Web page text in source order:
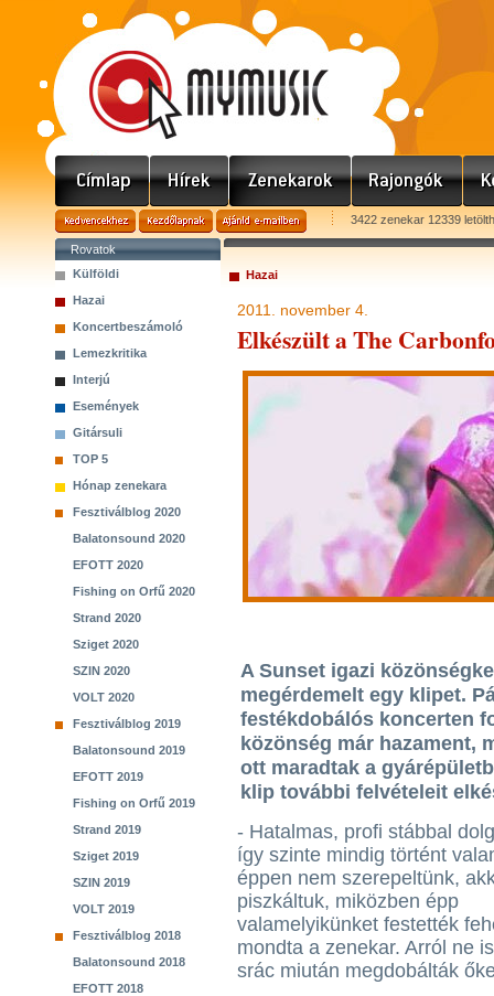
3422 zenekar 12339
Rovatok
Külföldi
Hazai
Koncertbeszámoló
Lemezkritika
Interjú
Események
Gitársuli
TOP 5
Hónap zenekara
Fesztiválblog 2020
Balatonsound 2020
EFOTT 2020
Fishing on Orfű 2020
Strand 2020
Sziget 2020
SZIN 2020
VOLT 2020
Fesztiválblog 2019
Balatonsound 2019
EFOTT 2019
Fishing on Orfű 2019
Strand 2019
Sziget 2019
SZIN 2019
VOLT 2019
Fesztiválblog 2018
Balatonsound 2018
EFOTT 2018
Hazai
2011. november 4.
Elkészült a The
A Sunset igazi
megérdemelt egy klipet.
festékdobálós koncerten
közönség már hazament,
ott maradtak a
klip további felvételeit
- Hatalmas, profi stábbal
így szinte mindig történt
éppen nem szerepeltünk,
piszkáltuk, miközben épp
valamelyikünket festették
mondta a zenekar. Arról ne
srác miután megdobálták